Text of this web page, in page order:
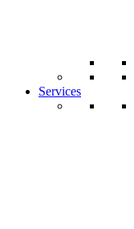
Services